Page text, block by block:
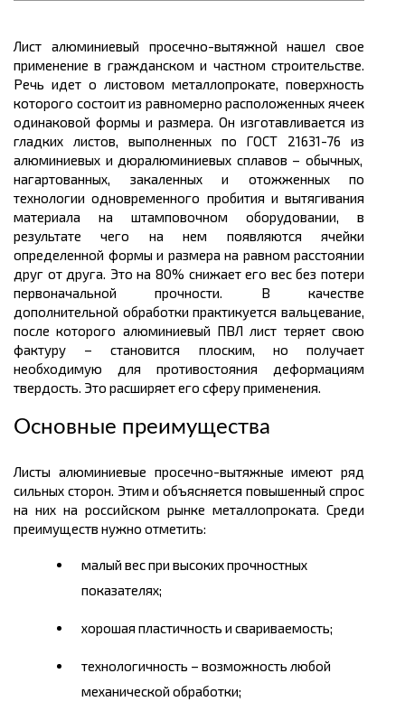
Лист алюминиевый просечно-вытяжной нашел свое
применение в гражданском и частном строительстве.
Речь идет о листовом металлопрокате, поверхность
которого состоит из равномерно расположенных ячеек
одинаковой формы и размера. Он изготавливается из
гладких листов, выполненных по ГОСТ 21631-76 из
алюминиевых и дюралюминиевых сплавов – обычных,
нагартованных, закаленных и отожженных по
технологии одновременного пробития и вытягивания
материала на штамповочном оборудовании, в
результате чего на нем появляются ячейки
определенной формы и размера на равном расстоянии
друг от друга. Это на 80% снижает его вес без потери
первоначальной прочности. В качестве
дополнительной обработки практикуется вальцевание,
после которого алюминиевый ПВЛ лист теряет свою
фактуру – становится плоским, но получает
необходимую для противостояния деформациям
твердость. Это расширяет его сферу применения.
Основные преимущества
Листы алюминиевые просечно-вытяжные имеют ряд
сильных сторон. Этим и объясняется повышенный спрос
на них на российском рынке металлопроката. Среди
преимуществ нужно отметить:
малый вес при высоких прочностных
показателях;
хорошая пластичность и свариваемость;
технологичность – возможность любой
механической обработки;